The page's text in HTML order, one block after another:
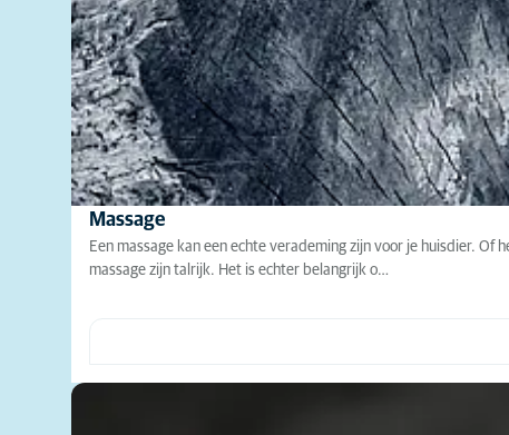
Massage
Een massage kan een echte verademing zijn voor je huisdier.
massage zijn talrijk. Het is echter belangrijk o…